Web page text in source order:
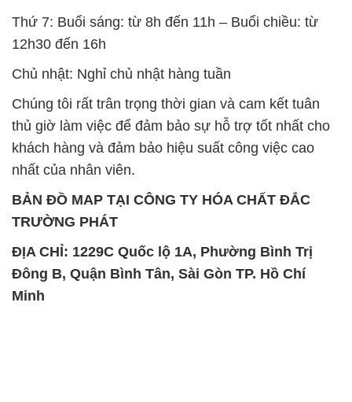
Thứ 7: Buổi sáng: từ 8h đến 11h – Buổi chiều: từ
12h30 đến 16h
Chủ nhật: Nghỉ chủ nhật hàng tuần
Chúng tôi rất trân trọng thời gian và cam kết tuân
thủ giờ làm việc để đảm bảo sự hỗ trợ tốt nhất cho
khách hàng và đảm bảo hiệu suất công việc cao
nhất của nhân viên.
BẢN ĐỒ MAP TẠI CÔNG TY HÓA CHẤT ĐẮC
TRƯỜNG PHÁT
ĐỊA CHỈ: 1229C Quốc lộ 1A, Phường Bình Trị
Đông B, Quận Bình Tân, Sài Gòn TP. Hồ Chí
Minh